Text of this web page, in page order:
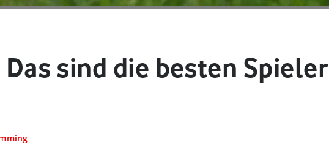
Das sind die besten Spieler